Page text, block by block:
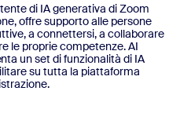
di IA generativa di Zoom
offre supporto alle persone
a connettersi, a collaborare
le proprie competenze. AI
un set di funzionalità di IA
su tutta la piattaforma